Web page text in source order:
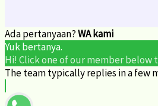
Ada pertanyaan?WA kami
Yuk bertanya.
Hi! Click one of our member below
The team typically replies in a few